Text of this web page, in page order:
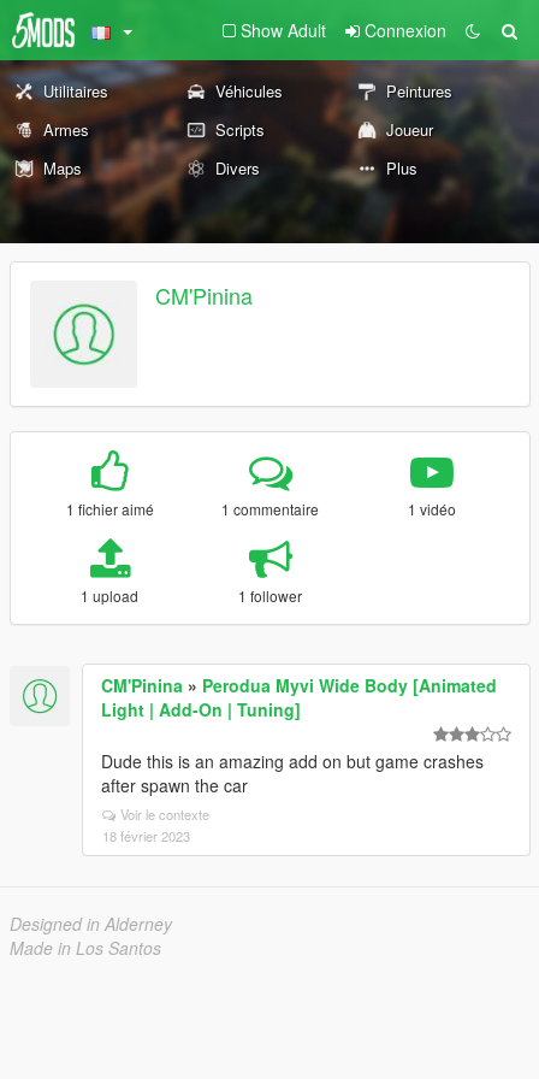
Show Adult Connexion
Utilitaires Véhicules
Peintures
Armes
Scripts
Joueur
Maps
Divers Plus
CM'Pinina
1 fichier aimé 1 commentaire 1 vidéo
1 upload 1 follower
CM'Pinina » Perodua Myvi Wide Body [Animated
Light | Add-On | Tuning]
Dude this is an amazing add on but game crashes
after spawn the car
Voir le contexte
18 février 2023
Designed in Alderney
Made in Los Santos